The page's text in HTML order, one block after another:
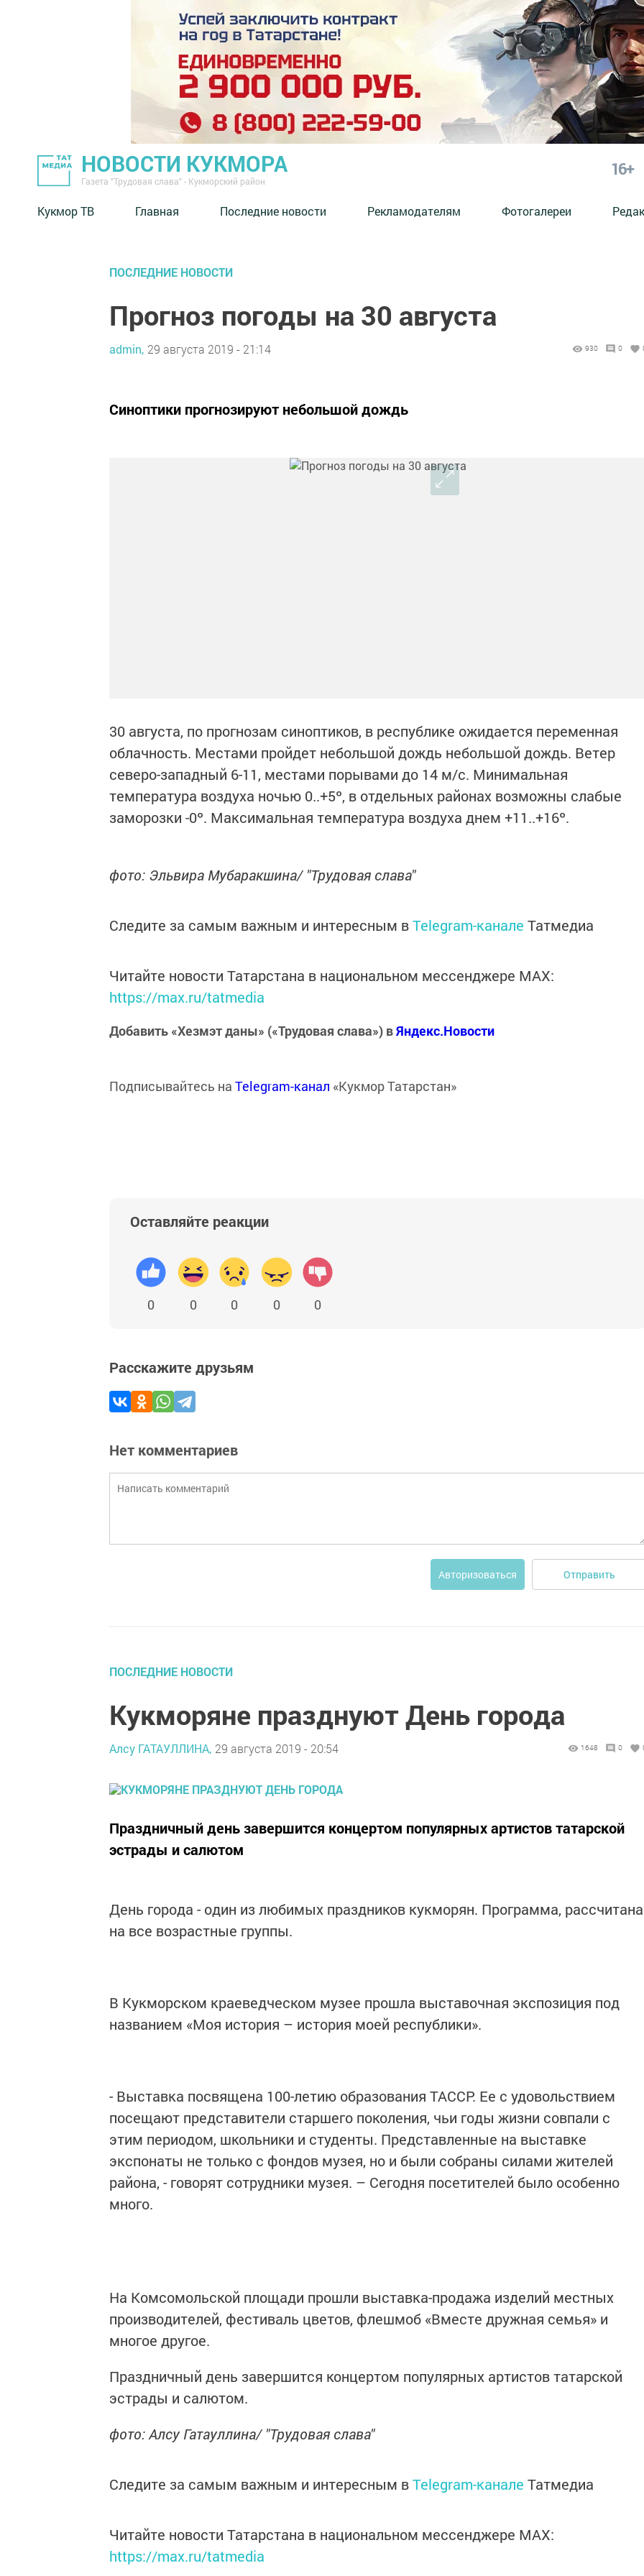
НОВОСТИ КУКМОРА
Газета "Трудовая слава" - Кукморский район
16+
Кукмор ТВ Главная Последние новости Рекламодателям Фотогалереи
ПОСЛЕДНИЕ НОВОСТИ
Прогноз погоды на 30 августа
admin, 29 августа 2019 - 21:14 930 0
Синоптики прогнозируют небольшой дождь
30 августа, по прогнозам синоптиков, в республике ожидается переменная
облачность. Местами пройдет небольшой дождь небольшой дождь. Ветер
северо-западный 6-11, местами порывами до 14 м/с. Минимальная
температура воздуха ночью 0..+5º, в отдельных районах возможны слабые
заморозки -0º. Максимальная температура воздуха днем +11..+16º.
фото: Эльвира Мубаракшина/ "Трудовая слава"
Следите за самым важным и интересным вTelegram-канале Татмедиа
Читайте новости Татарстана в национальном мессенджере MАХ:
https://max.ru/tatmedia
Добавить «Хезмэт даны» («Трудовая слава») вЯндекс.Новости
Подписывайтесь на Telegram-канал «Кукмор Татарстан»
Оставляйте реакции
0 0 0 0 0
Расскажите друзьям
Нет комментариев
Авторизоваться Отправить
ПОСЛЕДНИЕ НОВОСТИ
Кукморяне празднуют День города
Алсу ГАТАУЛЛИНА, 29 августа 2019 - 20:54 1648 0
Праздничный день завершится концертом популярных артистов татарской
эстрады и салютом
День города - один из любимых праздников кукморян. Программа, рассчитана
на все возрастные группы.
В Кукморском краеведческом музее прошла выставочная экспозиция под
названием «Моя история – история моей республики».
- Выставка посвящена 100-летию образования ТАССР. Ее с удовольствием
посещают представители старшего поколения, чьи годы жизни совпали с
этим периодом, школьники и студенты. Представленные на выставке
экспонаты не только с фондов музея, но и были собраны силами жителей
района, - говорят сотрудники музея. – Сегодня посетителей было особенно
много.
На Комсомольской площади прошли выставка-продажа изделий местных
производителей, фестиваль цветов, флешмоб «Вместе дружная семья» и
многое другое.
Праздничный день завершится концертом популярных артистов татарской
эстрады и салютом.
фото: Алсу Гатауллина/ "Трудовая слава"
Следите за самым важным и интересным вTelegram-канале Татмедиа
Читайте новости Татарстана в национальном мессенджере MАХ:
https://max.ru/tatmedia